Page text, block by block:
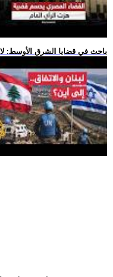
.. باحث في قضايا الشرق الأوسط: